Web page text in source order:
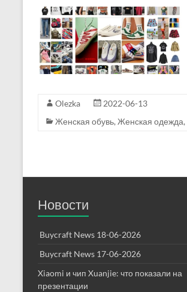
Olezka
2022-06-13
Женская обувь, Женская одежда,
Новости
Buycraft News 18-06-2026
Buycraft News 17-06-2026
Xiaomi и чип Xuanjie: что показали на
презентации